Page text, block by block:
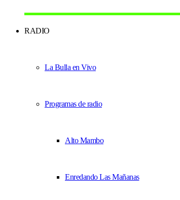
RADIO
La Bulla en Vivo
Programas de radio
Alto Mambo
Enredando Las Mañanas